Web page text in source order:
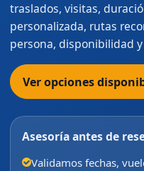
traslados, visitas,
personalizada, rutas
persona, disponibilidad
Ver opciones
Asesoría antes de
Validamos fechas,